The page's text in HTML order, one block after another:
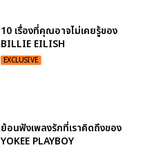
10 เรื่องที่คุณอาจไม่เคยรู้ของ
BILLIE EILISH
EXCLUSIVE
ย้อนฟังเพลงรักที่เราคิดถึงของ
YOKEE PLAYBOY